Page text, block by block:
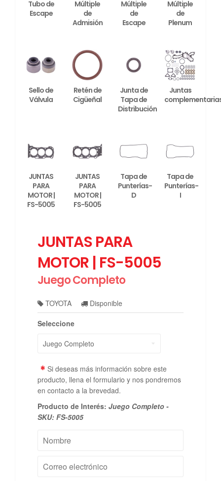
Tubo de
Escape
Múltiple
de
Admisión
Múltiple
de
Escape
Múltiple
de
Plenum
Sello de
Válvula
Retén de
Cigüeñal
Junta de
Tapa de
Distribución
Juntas
JUNTAS
PARA
MOTOR |
FS-5005
JUNTAS
PARA
MOTOR |
FS-5005
Tapa de
Punterías-
D
Tapa de
Punterías-
I
JUNTAS PARA
MOTOR | FS-5005
Juego Completo
TOYOTA Disponible
Seleccione
* Si deseas más información sobre este
producto, llena el formulario y nos pondremos
en contacto a la brevedad.
Producto de Interés: Juego Completo -
SKU: FS-5005
Nombre
Correo
electrónico